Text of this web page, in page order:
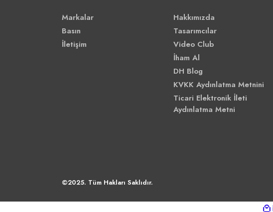
Markalar
Basın
İletişim
Hakkımızda
Tasarımcılar
Video Club
İham Al
DH Blog
KVKK Aydınlatma Metnini
Ticari Elektronik İleti
Aydınlatma Metni
©2025. Tüm Hakları Saklıdır.